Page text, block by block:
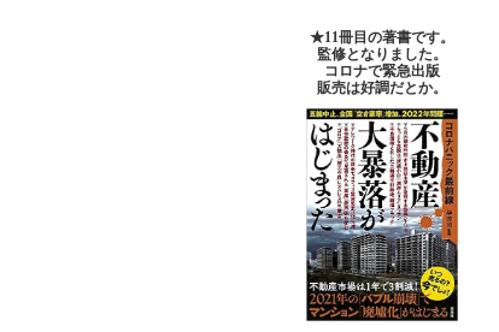
★11冊目の著書です。
監修となりました。
コロナで緊急出版
販売は好調だとか。